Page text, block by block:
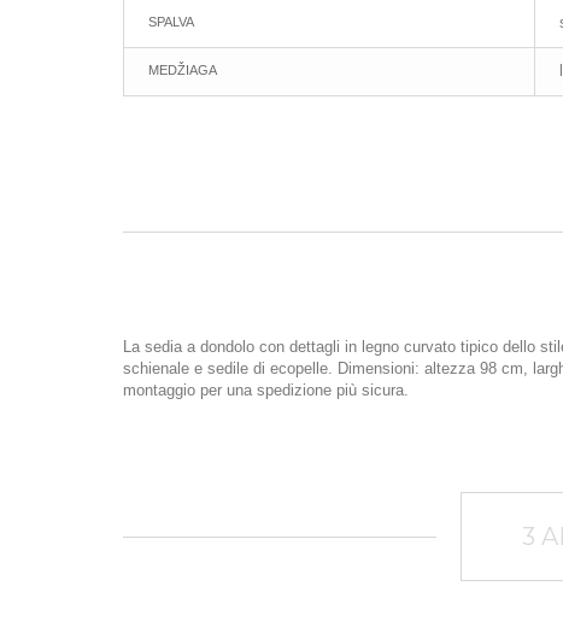
SPALVA
MEDŽIAGA
La sedia a dondolo con dettagli in legno curvato tipico dello
schienale e sedile di ecopelle. Dimensioni: altezza 98 cm,
montaggio per una spedizione più sicura.
3